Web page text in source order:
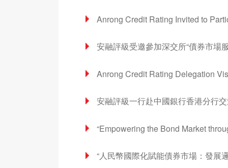
安融評級一行赴中國銀行香港分行